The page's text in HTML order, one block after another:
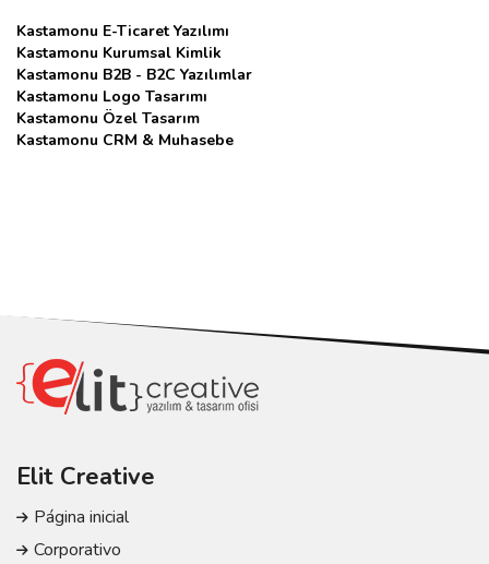
Kastamonu E-Ticaret Yazılımı
Kastamonu Kurumsal Kimlik
Kastamonu B2B - B2C Yazılımlar
Kastamonu Logo Tasarımı
Kastamonu Özel Tasarım
Kastamonu CRM & Muhasebe
Elit Creative
Página inicial
Corporativo